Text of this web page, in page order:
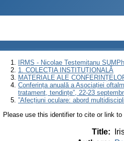
IRMS - Nicolae Testemitanu SUMPh
1. COLECȚIA INSTITUȚIONALĂ
MATERIALE ALE
Conferința anuală a Asociației
tratament, tendințe”, 22-23
”Afecțiuni oculare: abord
Please use this identifier to cite or link to
Title: